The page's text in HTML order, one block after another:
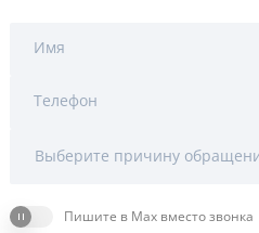
Имя
Телефон
Выберите причину
Пишите в Max вместо звонка